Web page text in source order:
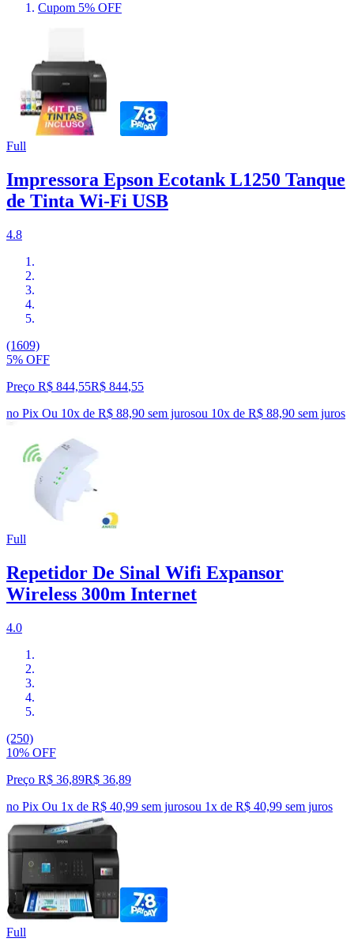
Cupom 5% OFF
Full
Impressora Epson Ecotank L1250 Tanque
de Tinta Wi-Fi USB
4.8
(1609)
5% OFF
Preço R$ 844,55R$ 844,55
no Pix Ou 10x de R$ 88,90 sem jurosou 10x de R$ 88,90 sem juros
Full
Repetidor De Sinal Wifi Expansor
Wireless 300m Internet
4.0
(250)
10% OFF
Preço R$ 36,89R$ 36,89
no Pix Ou 1x de R$ 40,99 sem jurosou 1x de R$ 40,99 sem juros
Full